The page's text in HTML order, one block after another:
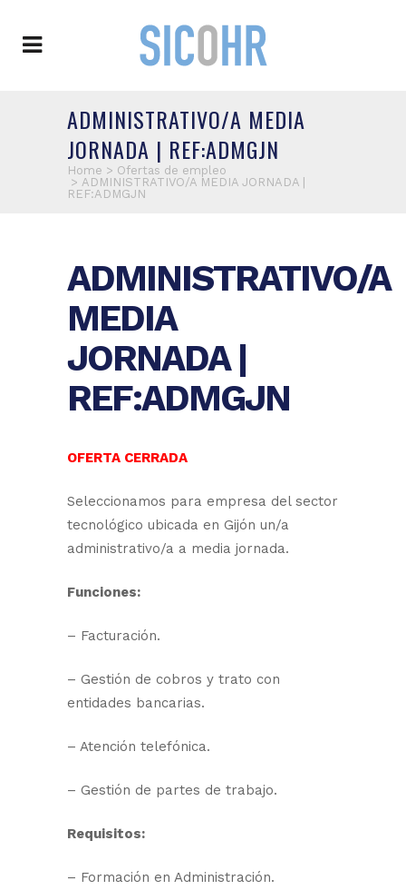
ADMINISTRATIVO/A MEDIA
JORNADA | REF:ADMGJN
Home > Ofertas de empleo
> ADMINISTRATIVO/A MEDIA JORNADA |
REF:ADMGJN
ADMINISTRATIVO/A
MEDIA
JORNADA |
REF:ADMGJN
OFERTA CERRADA
Seleccionamos para empresa del sector
tecnológico ubicada en Gijón un/a
administrativo/a a media jornada.
Funciones:
– Facturación.
– Gestión de cobros y trato con
entidades bancarias.
– Atención telefónica.
– Gestión de partes de trabajo.
Requisitos:
– Formación en Administración.